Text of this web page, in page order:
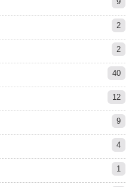
2
2
40
12
9
4
1